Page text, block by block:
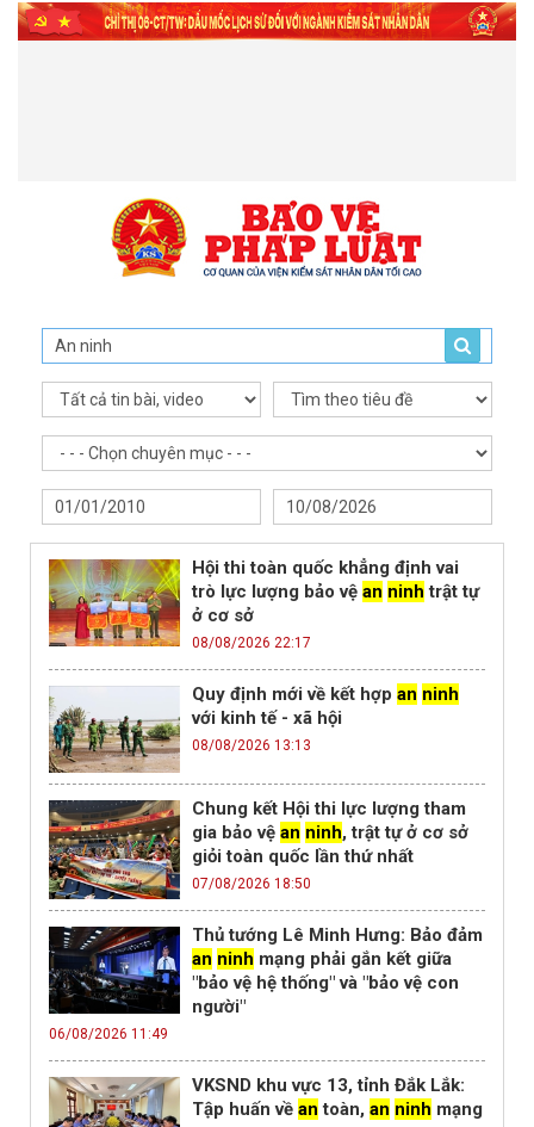
Hội thi toàn quốc khẳng định vai
trò lực lượng bảo vệ an ninh trật tự
ở cơ sở
08/08/2026 22:17
Quy định mới về kết hợp an ninh
với kinh tế - xã hội
08/08/2026 13:13
Chung kết Hội thi lực lượng tham
gia bảo vệ an ninh, trật tự ở cơ sở
giỏi toàn quốc lần thứ nhất
07/08/2026 18:50
Thủ tướng Lê Minh Hưng: Bảo đảm
an ninh mạng phải gắn kết giữa
"bảo vệ hệ thống" và "bảo vệ con
người"
06/08/2026 11:49
VKSND khu vực 13, tỉnh Đắk Lắk:
Tập huấn về an toàn, an ninh mạng